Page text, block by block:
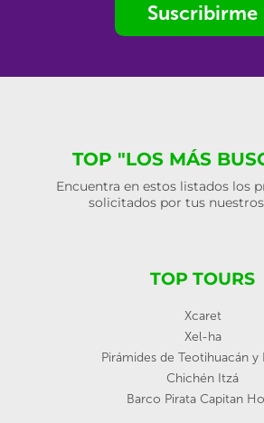
Suscribirme
TOP "LOS MÁS
Encuentra en estos listados los
solicitados por tus
TOP TOURS
Xcaret
Xel-ha
Pirámides de Teotihuacán y
Chichén Itzá
Barco Pirata Capitan